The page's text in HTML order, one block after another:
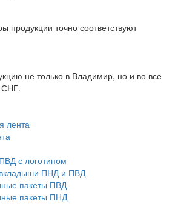
продукции точно соответствуют
не только в Владимир, но и во все
СНГ.
лента
с логотипом
ПНД и ПВД
пакеты ПВД
пакеты ПНД